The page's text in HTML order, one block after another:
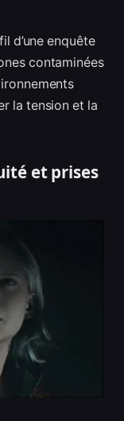
d’une enquête
contaminées
la tension et la
et prises